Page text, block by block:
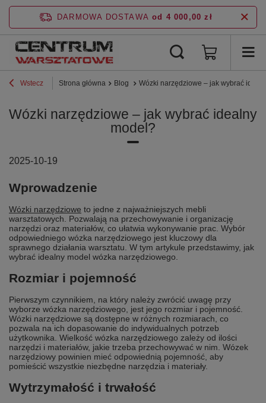
DARMOWA DOSTAWA od 4 000,00 zł
Wstecz Strona główna Blog Wózki narzędziowe – jak wybrać
Wózki narzędziowe – jak wybrać idealny
model?
2025-10-19
Wprowadzenie
Wózki narzędziowe to jedne z najważniejszych mebli
warsztatowych. Pozwalają na przechowywanie i organizację
narzędzi oraz materiałów, co ułatwia wykonywanie prac. Wybór
odpowiedniego wózka narzędziowego jest kluczowy dla
sprawnego działania warsztatu. W tym artykule przedstawimy, jak
wybrać idealny model wózka narzędziowego.
Rozmiar i pojemność
Pierwszym czynnikiem, na który należy zwrócić uwagę przy
wyborze wózka narzędziowego, jest jego rozmiar i pojemność.
Wózki narzędziowe są dostępne w różnych rozmiarach, co
pozwala na ich dopasowanie do indywidualnych potrzeb
użytkownika. Wielkość wózka narzędziowego zależy od ilości
narzędzi i materiałów, jakie trzeba przechowywać w nim. Wózek
narzędziowy powinien mieć odpowiednią pojemność, aby
pomieścić wszystkie niezbędne narzędzia i materiały.
Wytrzymałość i trwałość